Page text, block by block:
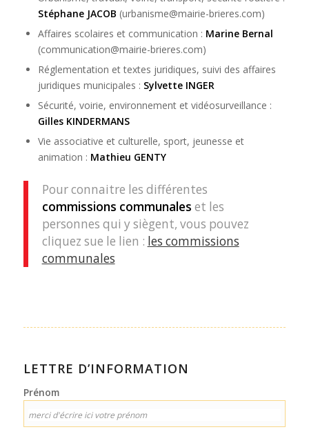
Stéphane JACOB (urbanisme@mairie-brieres.com)
Affaires scolaires et communication : Marine Bernal
(communication@mairie-brieres.com)
Réglementation et textes juridiques, suivi des affaires
juridiques municipales : Sylvette INGER
Sécurité, voirie, environnement et vidéosurveillance :
Gilles KINDERMANS
Vie associative et culturelle, sport, jeunesse et
animation : Mathieu GENTY
Pour connaitre les différentes
commissions communales et les
personnes qui y siègent, vous pouvez
cliquez sue le lien : les commissions
communales
LETTRE D’INFORMATION
Prénom